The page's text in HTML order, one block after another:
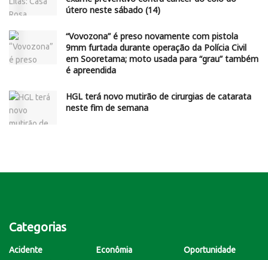
útero neste sábado (14)
“Vovozona” é preso novamente com pistola
9mm furtada durante operação da Polícia Civil
em Sooretama; moto usada para “grau” também
é apreendida
HGL terá novo mutirão de cirurgias de catarata
neste fim de semana
Categorias
Acidente
Econômia
Oportunidade